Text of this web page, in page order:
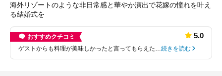
海外リゾートのような非日常感と華やか演出で花嫁の憧れを叶え
る結婚式を
おすすめクチコミ 5.0
ゲストからも料理が美味しかったと言ってもらえた… 続きを読む